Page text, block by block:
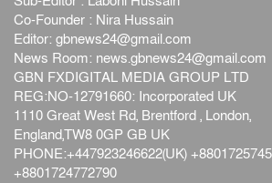
Co-Founder : Nira Hussain
Editor: gbnews24@gmail.com
News Room: news.gbnews24@gmail.com
GBN FXDIGITAL MEDIA GROUP LTD
REG:NO-12791660: Incorporated UK
1110 Great West Rd, Brentford , London,
England,TW8 0GP GB UK
PHONE:+447923246622(UK)
+8801724772790